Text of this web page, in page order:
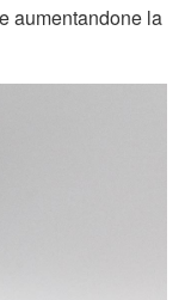
aumentandone la